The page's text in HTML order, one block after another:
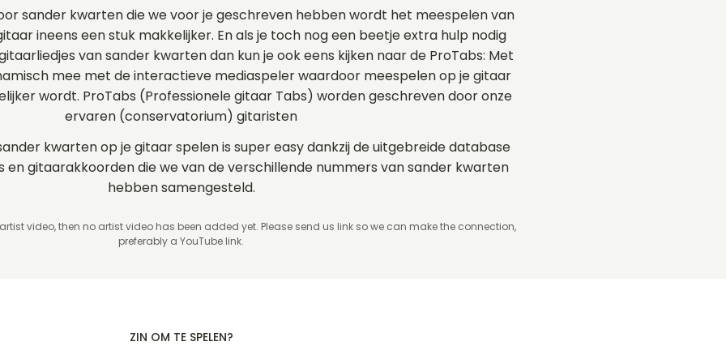
sander kwarten die we voor je geschreven hebben wordt het meespelen van
ineens een stuk makkelijker. En als je toch nog een beetje extra hulp nodig
van sander kwarten dan kun je ook eens kijken naar de ProTabs: Met
mee met de interactieve mediaspeler waardoor meespelen op je gitaar
wordt. ProTabs (Professionele gitaar Tabs) worden geschreven door onze
ervaren (conservatorium) gitaristen
kwarten op je gitaar spelen is super easy dankzij de uitgebreide database
en gitaarakkoorden die we van de verschillende nummers van sander kwarten
hebben samengesteld.
video, then no artist video has been added yet. Please send us link so we can make the connection,
preferably a YouTube link.
ZIN OM TE SPELEN?